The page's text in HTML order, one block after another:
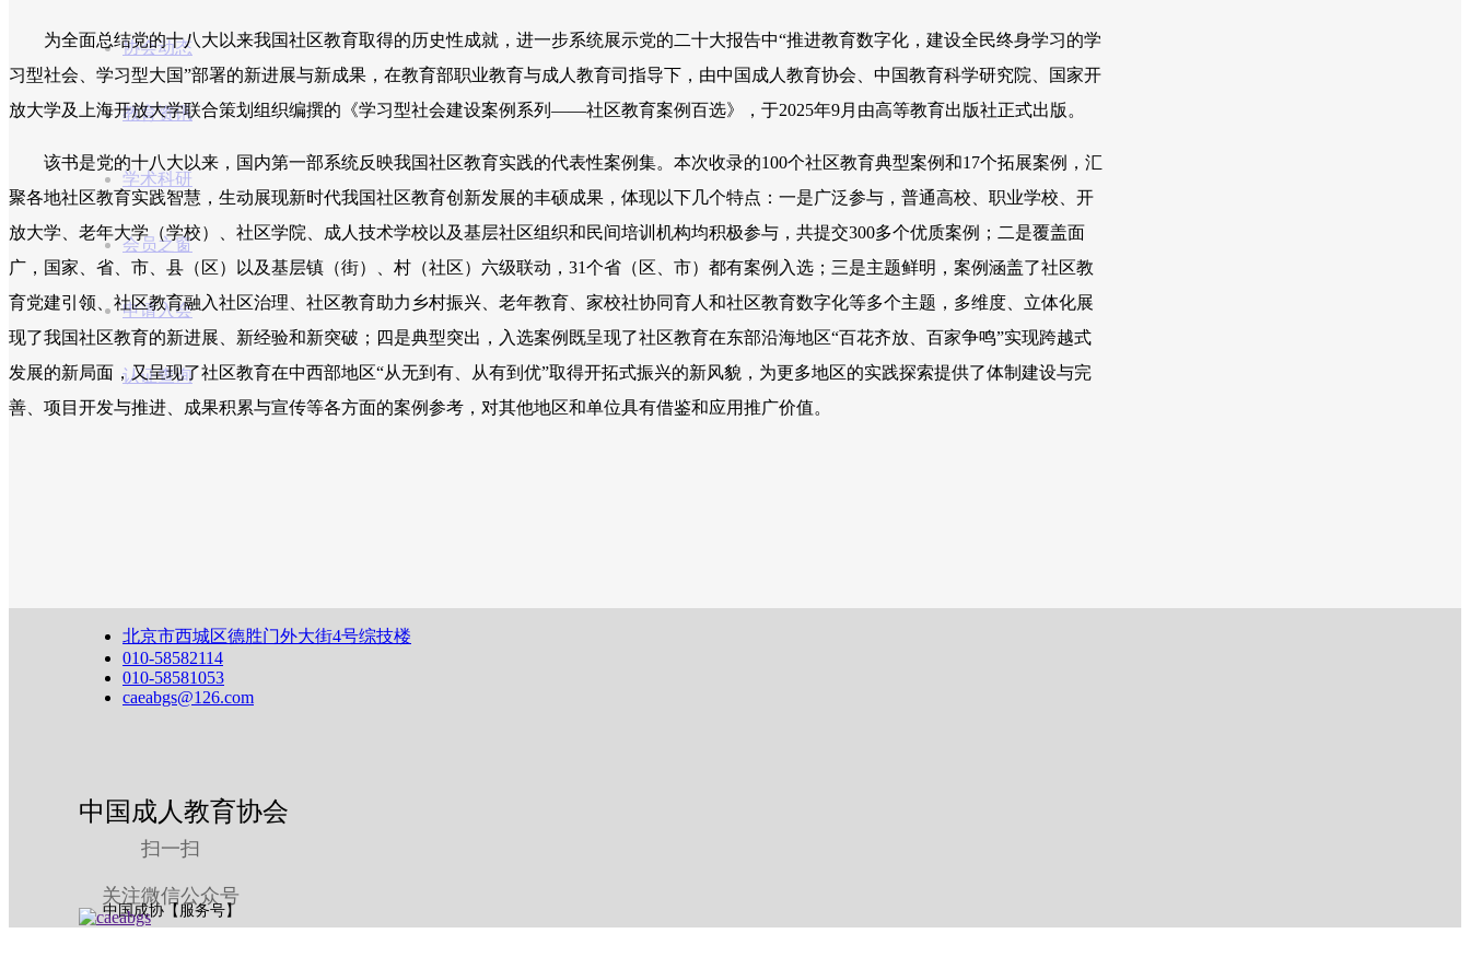
协会动态
教育资讯
学术科研
会员之窗
申请入会
认证查询
为全面总结党的十八大以来我国社区教育取得的历史性成就，进一步系统展示党的二十大报告中“推进教育数字化，建设全民终身学习的学
习型社会、学习型大国”部署的新进展与新成果，在教育部职业教育与成人教育司指导下，由中国成人教育协会、中国教育科学研究院、国家开
放大学及上海开放大学联合策划组织编撰的《学习型社会建设案例系列——社区教育案例百选》，于2025年9月由高等教育出版社正式出版。
该书是党的十八大以来，国内第一部系统反映我国社区教育实践的代表性案例集。本次收录的100个社区教育典型案例和17个拓展案例，汇
聚各地社区教育实践智慧，生动展现新时代我国社区教育创新发展的丰硕成果，体现以下几个特点：一是广泛参与，普通高校、职业学校、开
放大学、老年大学（学校）、社区学院、成人技术学校以及基层社区组织和民间培训机构均积极参与，共提交300多个优质案例；二是覆盖面
广，国家、省、市、县（区）以及基层镇（街）、村（社区）六级联动，31个省（区、市）都有案例入选；三是主题鲜明，案例涵盖了社区教
育党建引领、社区教育融入社区治理、社区教育助力乡村振兴、老年教育、家校社协同育人和社区教育数字化等多个主题，多维度、立体化展
现了我国社区教育的新进展、新经验和新突破；四是典型突出，入选案例既呈现了社区教育在东部沿海地区“百花齐放、百家争鸣”实现跨越式
发展的新局面，又呈现了社区教育在中西部地区“从无到有、从有到优”取得开拓式振兴的新风貌，为更多地区的实践探索提供了体制建设与完
善、项目开发与推进、成果积累与宣传等各方面的案例参考，对其他地区和单位具有借鉴和应用推广价值。
北京市西城区德胜门外大街4号综技楼
010-58582114
010-58581053
caeabgs@126.com
中国成人教育协会
扫一扫
关注微信公众号
中国成协【服务号】